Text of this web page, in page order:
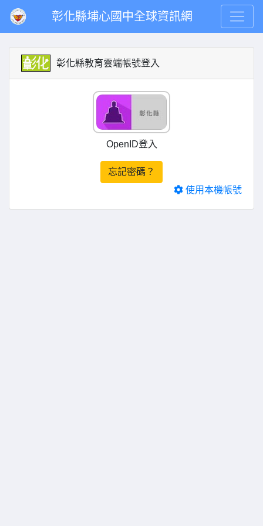
彰化縣埔心國中全球資訊網
彰化縣教育雲端帳號登入
OpenID登入
忘記密碼？
使用本機帳號